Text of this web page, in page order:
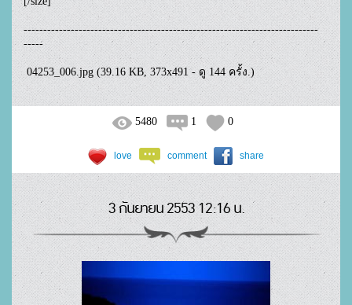
---------------------------------------------------------------------------
-----
04253_006.jpg (39.16 KB, 373x491 - ดู 144 ครั้ง.)
5480 1 0
love comment share
3 กันยายน 2553 12:16 น.